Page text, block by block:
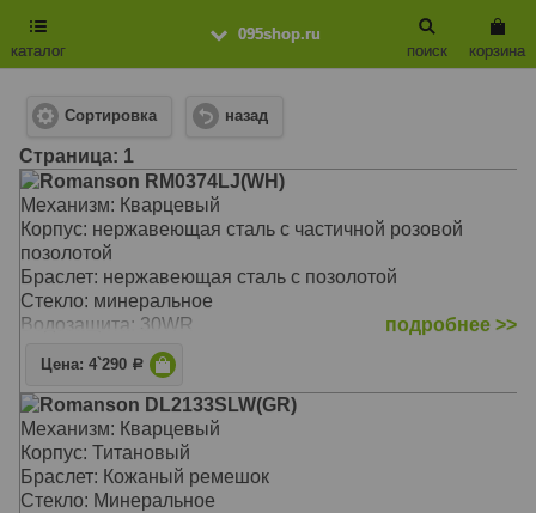
095shop.ru
каталог
корзина
поиск
Сортировка назад
Cтраница: 1
Romanson RM0374LJ(WH)
Механизм: Кварцевый
Корпус: нержавеющая сталь с частичной розовой
позолотой
Браслет: нержавеющая сталь с позолотой
Стекло: минеральное
Водозащита: 30WR
подробнее >>
Цена: 4`290 Р
Romanson DL2133SLW(GR)
Механизм: Кварцевый
Корпус: Титановый
Браслет: Кожаный ремешок
Стекло: Минеральное